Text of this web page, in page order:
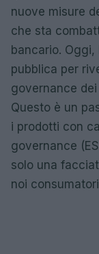
nuove misure
che sta
bancario. Oggi,
pubblica per
governance
Questo è un
i prodotti con
governance
solo una
noi